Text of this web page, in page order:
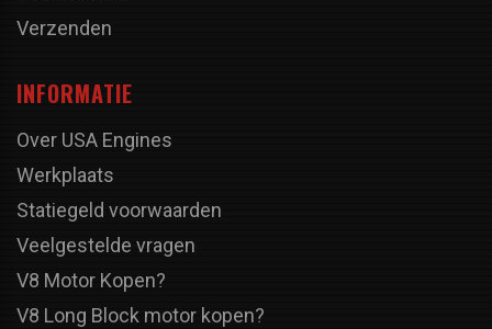
Verzenden
INFORMATIE
Over USA Engines
Werkplaats
Statiegeld voorwaarden
Veelgestelde vragen
V8 Motor Kopen?
V8 Long Block motor kopen?